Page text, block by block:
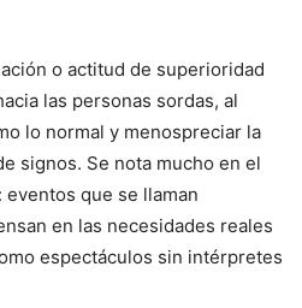
o actitud de superioridad
las personas sordas, al
lo normal y menospreciar la
signos. Se nota mucho en el
que se llaman
en las necesidades reales
espectáculos sin intérpretes